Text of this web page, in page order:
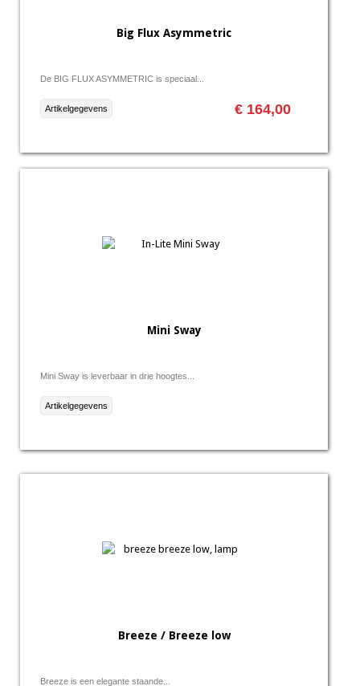
Big Flux Asymmetric
De BIG FLUX ASYMMETRIC is speciaal...
€ 164,00
Artikelgegevens
Mini Sway
Mini Sway is leverbaar in drie hoogtes...
Artikelgegevens
Breeze / Breeze low
Breeze is een elegante staande...